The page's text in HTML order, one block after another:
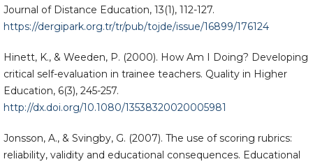
Journal of Distance Education, 13(1), 112-127.
https://dergipark.org.tr/tr/pub/tojde/issue/16899/176124
Hinett, K., & Weeden, P. (2000). How Am I Doing? Developing
critical self-evaluation in trainee teachers. Quality in Higher
Education, 6(3), 245-257.
http://dx.doi.org/10.1080/13538320020005981
Jonsson, A., & Svingby, G. (2007). The use of scoring rubrics:
reliability, validity and educational consequences. Educational